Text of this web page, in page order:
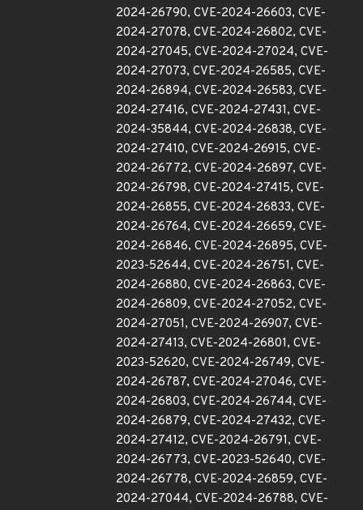
2024-26790, CVE-2024-26603, CVE-
2024-27078, CVE-2024-26802, CVE-
2024-27045, CVE-2024-27024, CVE-
2024-27073, CVE-2024-26585, CVE-
2024-26894, CVE-2024-26583, CVE-
2024-27416, CVE-2024-27431, CVE-
2024-35844, CVE-2024-26838, CVE-
2024-27410, CVE-2024-26915, CVE-
2024-26772, CVE-2024-26897, CVE-
2024-26798, CVE-2024-27415, CVE-
2024-26855, CVE-2024-26833, CVE-
2024-26764, CVE-2024-26659, CVE-
2024-26846, CVE-2024-26895, CVE-
2023-52644, CVE-2024-26751, CVE-
2024-26880, CVE-2024-26863, CVE-
2024-26809, CVE-2024-27052, CVE-
2024-27051, CVE-2024-26907, CVE-
2024-27413, CVE-2024-26801, CVE-
2023-52620, CVE-2024-26749, CVE-
2024-26787, CVE-2024-27046, CVE-
2024-26803, CVE-2024-26744, CVE-
2024-26879, CVE-2024-27432, CVE-
2024-27412, CVE-2024-26791, CVE-
2024-26773, CVE-2023-52640, CVE-
2024-26778, CVE-2024-26859, CVE-
2024-27044, CVE-2024-26788, CVE-